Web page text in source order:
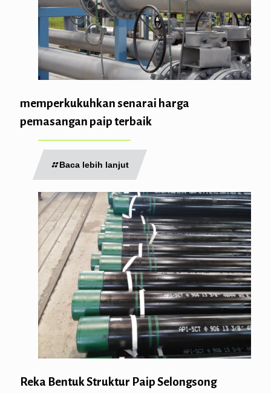
memperkukuhkan senarai harga
pemasangan paip terbaik
Baca lebih lanjut
Reka Bentuk Struktur Paip Selongsong